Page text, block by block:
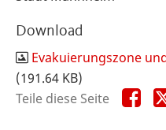
Download
Evakuierungszone
(191.64 KB)
Teile diese Seite